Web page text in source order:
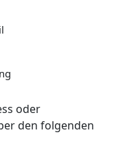
oder
den folgenden